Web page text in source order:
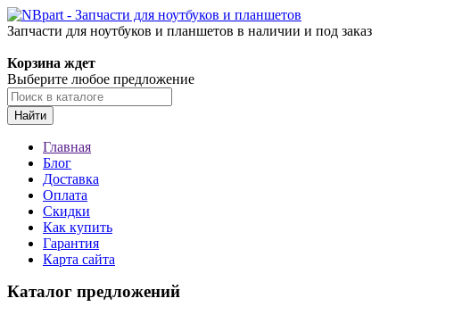
Запчасти для ноутбуков и планшетов в наличии и под заказ
Корзина ждет
Выберите любое предложение
Найти
Главная
Блог
Доставка
Оплата
Скидки
Как купить
Гарантия
Карта сайта
Каталог предложений